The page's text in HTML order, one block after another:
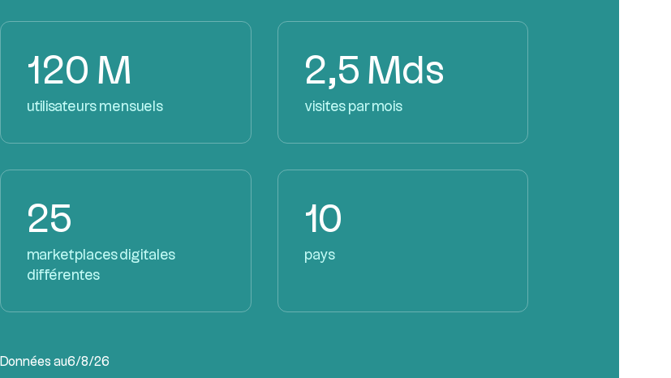
120 M
utilisateurs mensuels
2,5 Mds
visites par mois
25
marketplaces digitales
différentes
10
pays
Données au6/8/26